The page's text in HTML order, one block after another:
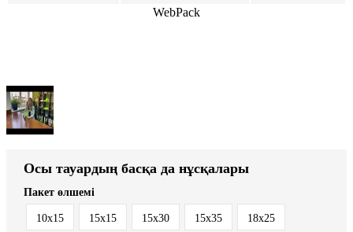
WebPack
Осы тауардың басқа да нұсқалары
Пакет өлшемі
10x15 15x15 15x30 15x35 18x25